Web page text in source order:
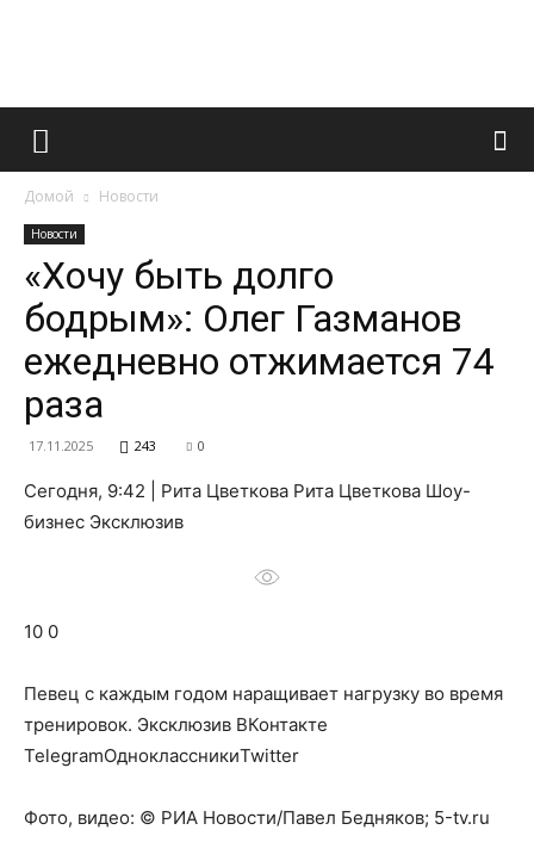
Французский
и
Домой Новости
Новости
«Хочу быть долго
бодрым»: Олег Газманов
ежедневно отжимается 74
раза
17.11.2025 243 0
Сегодня, 9:42 | Рита Цветкова Рита Цветкова Шоу-
бизнес Эксклюзив
10 0
Певец с каждым годом наращивает нагрузку во время
тренировок. Эксклюзив ВКонтакте
TelegramОдноклассникиTwitter
Фото, видео: © РИА Новости/Павел Бедняков; 5-tv.ru